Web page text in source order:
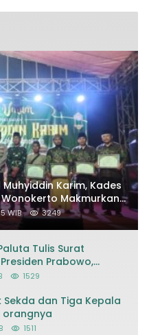
Karim, Kades
Makmurkan
WIB 3249
Tulis Surat
Prabowo,
Dugaan
1529
Sekda dan Tiga Kepala
orangnya
1511